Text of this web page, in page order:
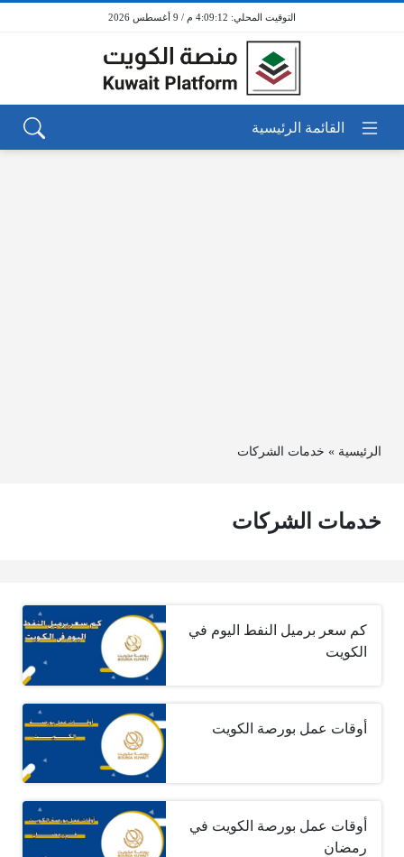
4:09:12 م / 9 أغسطس 2026
الرئيسية » خدمات الشركات
خدمات الشركات
كم سعر برميل النفط اليوم في
الكويت
أوقات عمل بورصة الكويت
أوقات عمل بورصة الكويت في
رمضان